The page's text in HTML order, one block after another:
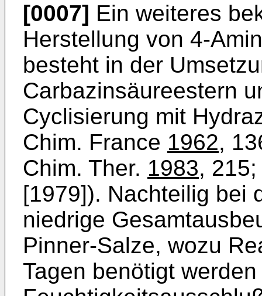
[0007] Ein weiteres
Herstellung von 4-­
besteht in der
Carbazinsäureestern
Cyclisierung mit
Chim. France 1962,
Chim. Ther. 1983,
[1979]). Nachteilig bei
niedrige
Pinner-Salze, wozu
Tagen benötigt